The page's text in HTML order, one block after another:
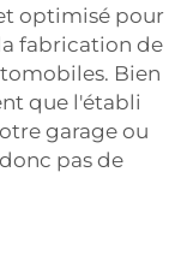
optimisé pour
fabrication de
Bien
que l'établi
garage ou
pas de